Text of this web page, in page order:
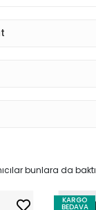
bunlara da baktı
KARGO
BEDAVA